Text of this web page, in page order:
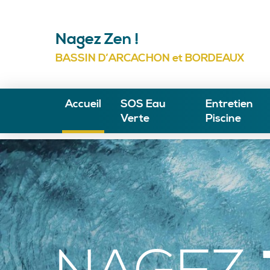
Nagez Zen !
BASSIN D’ARCACHON et BORDEAUX
Accueil
SOS Eau
Verte
Entretien
Piscine
Contrat
Remise en
Remise en
Arcachon
Remise en
Bordeaux
Remise en
Hivernage
Changement